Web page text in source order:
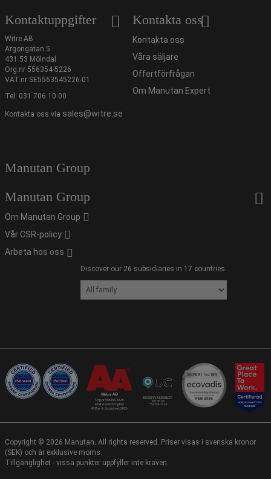
Kontaktuppgifter
Witre AB
Argongatan 5
431 53 Mölndal
Org.nr 556354-5226
VAT.nr SE5563545226-01
Tel: 031 706 10 00
Kontakta oss via sales@witre.se
Kontakta oss
Kontakta oss
Våra säljare
Offertförfrågan
Om Manutan Expert
Manutan Group
Manutan Group
Om Manutan Group
Vår CSR-policy
Arbeta hos oss
Discover our 26 subsidiaries in 17 countries.
Copyright © 2026 Manutan. All rights reserved. Priser visas i svenska kronor
(SEK) och är exklusive moms.
Tillgänglighet - vissa punkter uppfyller inte kraven.